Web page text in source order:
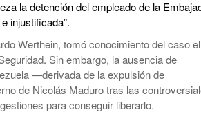
la detención del empleado de la
injustificada”.
Werthein, tomó conocimiento del caso el
Sin embargo, la ausencia de
—derivada de la expulsión de
de Nicolás Maduro tras las
para conseguir liberarlo.